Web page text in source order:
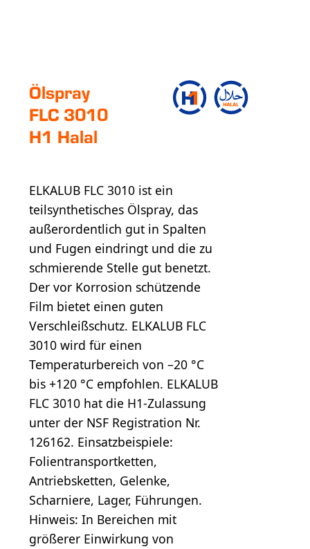
Ölspray
FLC 3010
H1 Halal
ELKALUB FLC 3010 ist ein
teilsynthetisches Ölspray, das
außerordentlich gut in Spalten
und Fugen eindringt und die zu
schmierende Stelle gut benetzt.
Der vor Korrosion schützende
Film bietet einen guten
Verschleißschutz. ELKALUB FLC
3010 wird für einen
Temperaturbereich von –20 °C
bis +120 °C empfohlen. ELKALUB
FLC 3010 hat die H1-Zulassung
unter der NSF Registration Nr.
126162. Einsatzbeispiele:
Folientransportketten,
Antriebsketten, Gelenke,
Scharniere, Lager, Führungen.
Hinweis: In Bereichen mit
größerer Einwirkung von